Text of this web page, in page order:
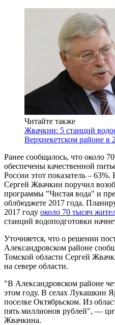
Читайте также
Жвачкин: 5 станций
Верхнекетском районе в
Ранее сообщалось, что около
обеспечены качественной
России этот показатель –
Сергей Жвачкин поручил
программы "Чистая вода" и
облбюджете 2017 года.
2017 году около 70 тысяч
станций водоподготовки
Уточняется, что о решении
Александровском районе
Томской области Сергей
на севере области.
"В Александровском районе
этом году. В селах Лукашкин
поселке Октябрьском. Из
пять миллионов рублей", —
Жвачкина.